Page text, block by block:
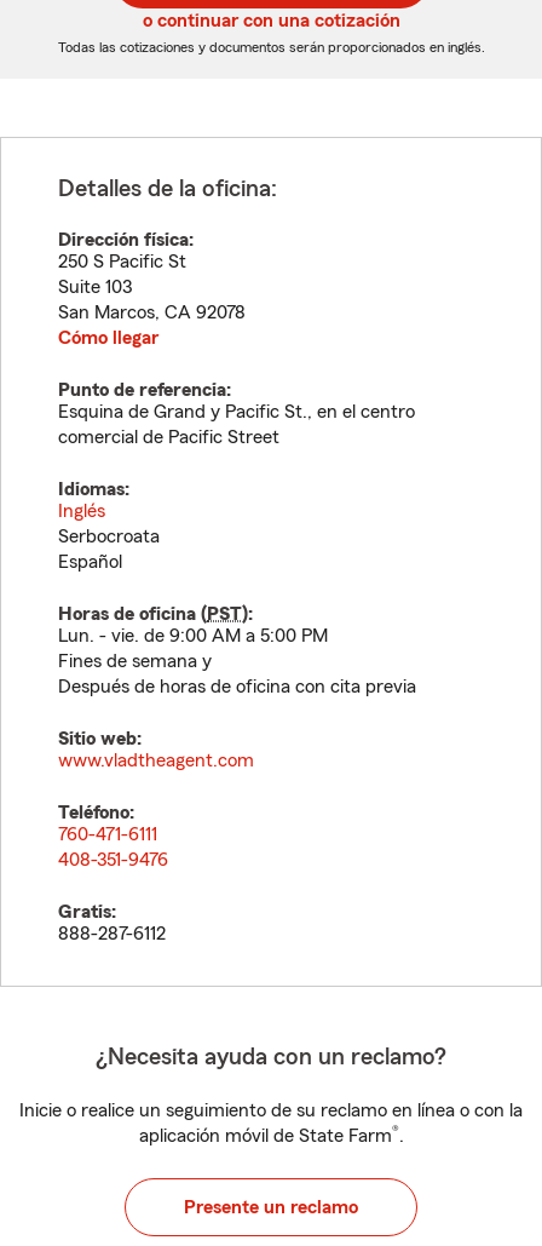
5
dígitos
5
dígitos
o continuar con una cotización
Todas las cotizaciones y documentos serán proporcionados en inglés.
Detalles de la oficina:
Dirección física:
250 S Pacific St
Suite 103
San Marcos, CA 92078
Cómo llegar
Punto de referencia:
Esquina de Grand y Pacific St., en el centro
comercial de Pacific Street
Idiomas:
Inglés
Serbocroata
Español
Horas de oficina (PST):
Lun. - vie. de 9:00 AM a 5:00 PM
Fines de semana y
Después de horas de oficina con cita previa
Sitio web:
www.vladtheagent.com
Teléfono:
760-471-6111
408-351-9476
Gratis:
888-287-6112
¿Necesita ayuda con un reclamo?
Inicie o realice un seguimiento de su reclamo en línea o con la
aplicación móvil de State Farm®.
Presente un reclamo